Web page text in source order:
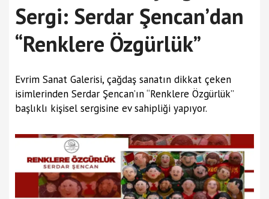
Sergi: Serdar Şencan’dan
“Renklere Özgürlük”
Evrim Sanat Galerisi, çağdaş sanatın dikkat çeken
isimlerinden Serdar Şencan’ın “Renklere Özgürlük”
başlıklı kişisel sergisine ev sahipliği yapıyor.